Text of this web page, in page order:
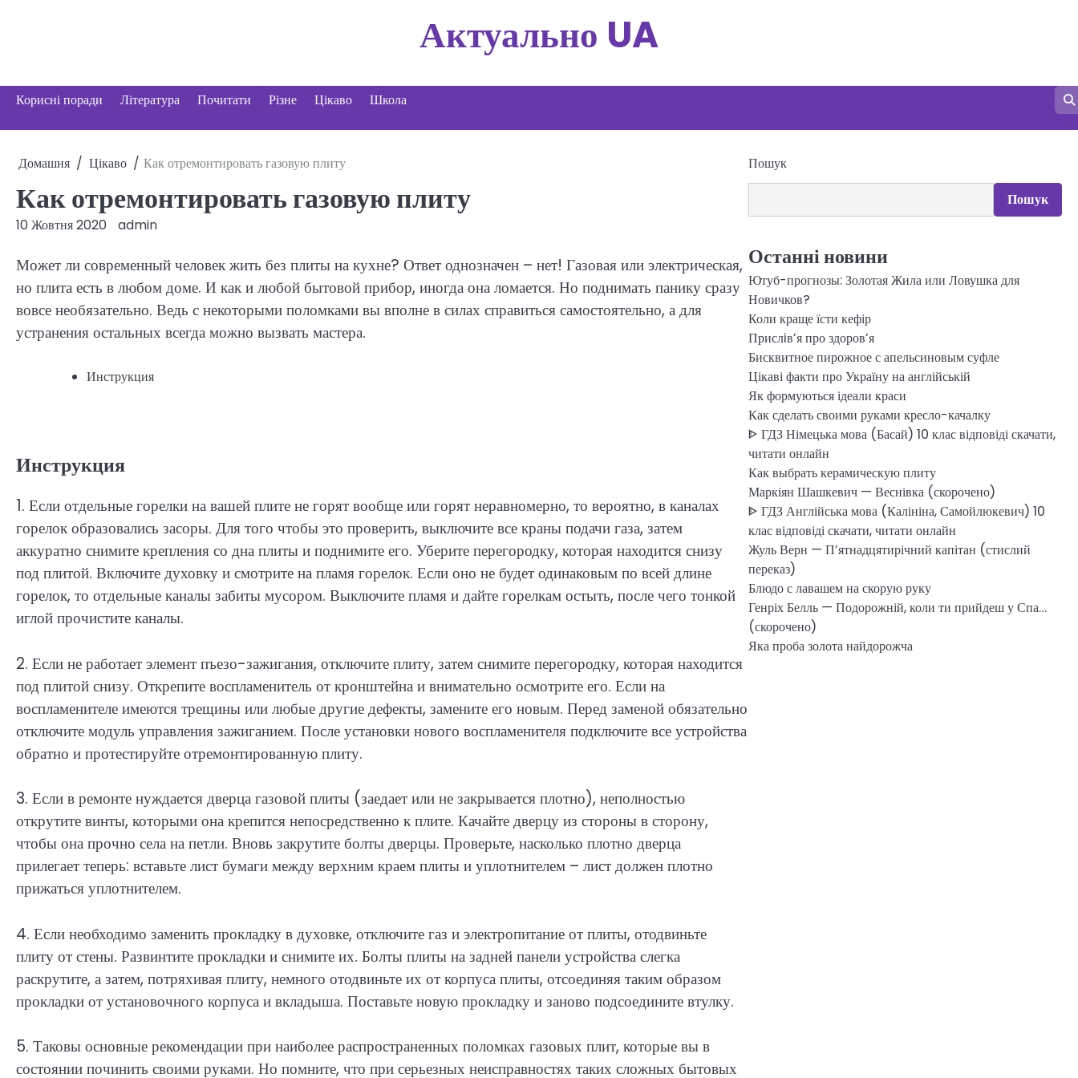
Актуально UA
Корисні поради Література Почитати Різне Цікаво Школа
Домашня Цікаво Как отремонтировать газовую плиту
Как отремонтировать газовую плиту
10 Жовтня 2020 admin
Может ли современный человек жить без плиты на кухне? Ответ однозначен – нет! Газовая или электрическая,
но плита есть в любом доме. И как и любой бытовой прибор, иногда она ломается. Но поднимать панику сразу
вовсе необязательно. Ведь с некоторыми поломками вы вполне в силах справиться самостоятельно, а для
устранения остальных всегда можно вызвать мастера.
Инструкция
Инструкция
1. Если отдельные горелки на вашей плите не горят вообще или горят неравномерно, то вероятно, в каналах
горелок образовались засоры. Для того чтобы это проверить, выключите все краны подачи газа, затем
аккуратно снимите крепления со дна плиты и поднимите его. Уберите перегородку, которая находится снизу
под плитой. Включите духовку и смотрите на пламя горелок. Если оно не будет одинаковым по всей длине
горелок, то отдельные каналы забиты мусором. Выключите пламя и дайте горелкам остыть, после чего тонкой
иглой прочистите каналы.
2. Если не работает элемент пъезо-зажигания, отключите плиту, затем снимите перегородку, которая находится
под плитой снизу. Открепите воспламенитель от кронштейна и внимательно осмотрите его. Если на
воспламенителе имеются трещины или любые другие дефекты, замените его новым. Перед заменой обязательно
отключите модуль управления зажиганием. После установки нового воспламенителя подключите все устройства
обратно и протестируйте отремонтированную плиту.
3. Если в ремонте нуждается дверца газовой плиты (заедает или не закрывается плотно), неполностью
открутите винты, которыми она крепится непосредственно к плите. Качайте дверцу из стороны в сторону,
чтобы она прочно села на петли. Вновь закрутите болты дверцы. Проверьте, насколько плотно дверца
прилегает теперь: вставьте лист бумаги между верхним краем плиты и уплотнителем – лист должен плотно
прижаться уплотнителем.
4. Если необходимо заменить прокладку в духовке, отключите газ и электропитание от плиты, отодвиньте
плиту от стены. Развинтите прокладки и снимите их. Болты плиты на задней панели устройства слегка
раскрутите, а затем, потряхивая плиту, немного отодвиньте их от корпуса плиты, отсоединяя таким образом
прокладки от установочного корпуса и вкладыша. Поставьте новую прокладку и заново подсоедините втулку.
5. Таковы основные рекомендации при наиболее распространенных поломках газовых плит, которые вы в
состоянии починить своими руками. Но помните, что при серьезных неисправностях таких сложных бытовых
Пошук
Пошук
Останні новини
Ютуб-прогнозы: Золотая Жила или Ловушка для
Новичков?
Коли краще їсти кефір
Прислiв’я про здоров’я
Бисквитное пирожное с апельсиновым суфле
Цікаві факти про Україну на англійській
Як формуються ідеали краси
Как сделать своими руками кресло-качалку
ᐈ ГДЗ Німецька мова (Басай) 10 клас відповіді скачати,
читати онлайн
Как выбрать керамическую плиту
Маркіян Шашкевич — Веснівка (скорочено)
ᐈ ГДЗ Англійська мова (Калініна, Самойлюкевич) 10
клас відповіді скачати, читати онлайн
Жуль Верн — П’ятнадцятирічний капітан (стислий
переказ)
Блюдо с лавашем на скорую руку
Генріх Белль — Подорожній, коли ти прийдеш у Спа…
(скорочено)
Яка проба золота найдорожча